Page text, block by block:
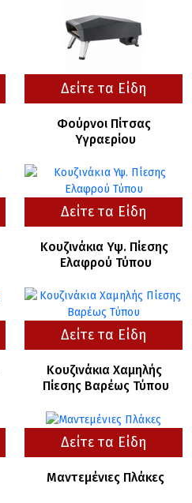
Δείτε τα Είδη
Φούρνοι Πίτσας
Υγραερίου
Δείτε τα Είδη
Κουζινάκια Υψ. Πίεσης
Ελαφρού Τύπου
Δείτε τα Είδη
Κουζινάκια Χαμηλής
Πίεσης Βαρέως Τύπου
Δείτε τα Είδη
Μαντεμένιες Πλάκες